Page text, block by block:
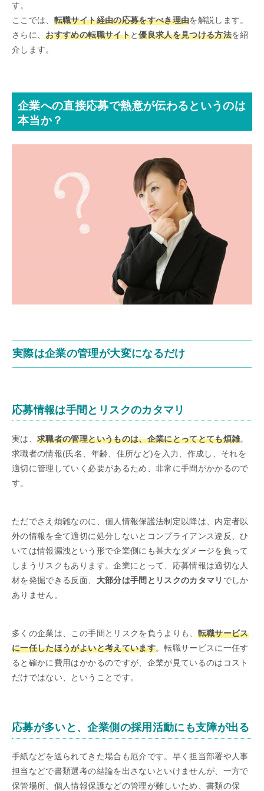
す。
ここでは、 転職サイト経由の応募をすべき理由を解説します。
さらに、おすすめの転職サイトと優良求人を見つける方法を紹
介します。
企業への直接応募で熱意が伝わるというのは
本当か？
実際は企業の管理が大変になるだけ
応募情報は手間とリスクのカタマリ
実は、求職者の管理というものは、企業にとってとても煩雑。
求職者の情報(氏名、年齢、住所など)を入力、作成し、それを
適切に管理していく必要があるため、非常に手間がかかるので
す。
ただでさえ煩雑なのに、個人情報保護法制定以降は、内定者以
外の情報を全て適切に処分しないとコンプライアンス違反、ひ
いては情報漏洩という形で企業側にも甚大なダメージを負って
しまうリスクもあります。企業にとって、応募情報は適切な人
材を発掘できる反面、 大部分は手間とリスクのカタマリ でしか
ありません。
多くの企業は、この手間とリスクを負うよりも、 転職サービス
に一任したほうがよいと考えています。転職サービスに一任す
ると確かに費用はかかるのですが、企業が見ているのはコスト
だけではない、ということです。
応募が多いと、企業側の採用活動にも支障が出る
手紙などを送られてきた場合も厄介です。早く担当部署や人事
担当などで書類選考の結論を出さないといけませんが、一方で
保管場所、個人情報保護などの管理が難しいため、書類の保